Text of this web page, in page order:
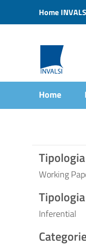
Vai al menu di
Home
Home
Working
Inferential